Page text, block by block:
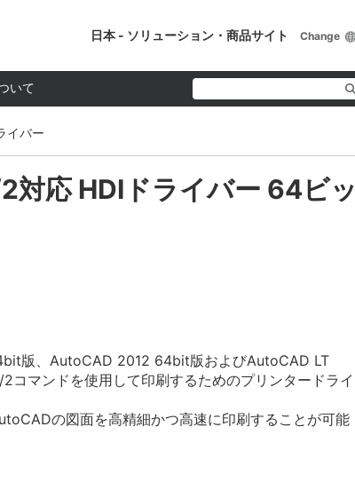
日本 - ソリューション・商品サイト Change
いて
イバー
応 HDIドライバー 64ビッ
版、AutoCAD 2012 64bit版およびAutoCAD LT
マンドを使用して印刷するためのプリンタードライ
の図面を高精細かつ高速に印刷することが可能